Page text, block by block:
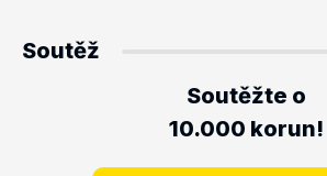
Soutěž
Soutěžte o
10.000 korun!